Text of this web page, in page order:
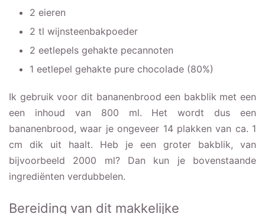
2 eieren
2 tl wijnsteenbakpoeder
2 eetlepels gehakte pecannoten
1 eetlepel gehakte pure chocolade (80%)
Ik gebruik voor dit bananenbrood een bakblik met een
een inhoud van 800 ml. Het wordt dus een
bananenbrood, waar je ongeveer 14 plakken van ca. 1
cm dik uit haalt. Heb je een groter bakblik, van
bijvoorbeeld 2000 ml? Dan kun je bovenstaande
ingrediënten verdubbelen.
Bereiding van dit makkelijke